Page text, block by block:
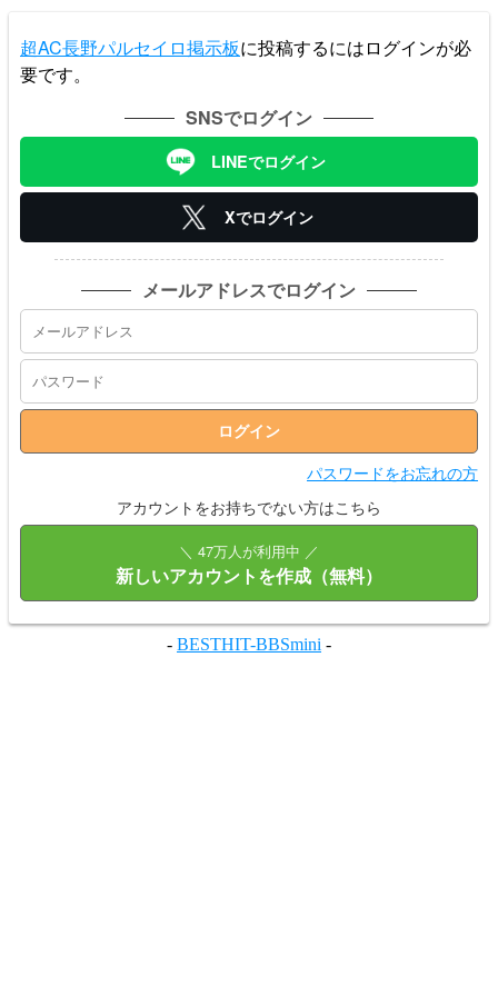
超AC長野パルセイロ掲示板に投稿するにはログインが必
要です。
SNSでログイン
LINEでログイン
Xでログイン
メールアドレスでログイン
パスワードをお忘れの方
アカウントをお持ちでない方はこちら
＼ 47万人が利用中 ／
新しいアカウントを作成（無料）
- BESTHIT-BBSmini -